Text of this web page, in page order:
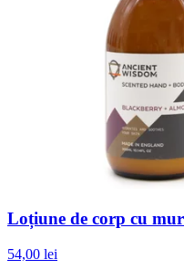
Loțiune de corp cu
54,00 lei